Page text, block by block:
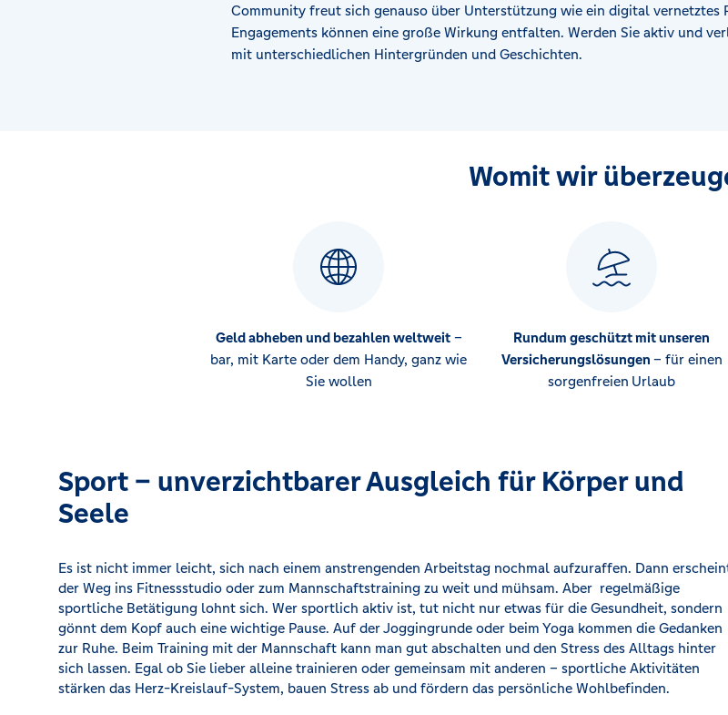
Community freut sich genauso über Unterstützung wie ein digital vernetztes
Engagements können eine große Wirkung entfalten. Werden Sie aktiv und
mit unterschiedlichen Hintergründen und Geschichten.
Womit wir
Geld abheben und bezahlen weltweit–
bar, mit Karte oder dem Handy, ganz wie
Sie wollen
Rundum geschützt mit unseren
Versicherungslösungen – für einen
sorgenfreien Urlaub
Sport – unverzichtbarer Ausgleich für Körper und
Seele
Es ist nicht immer leicht, sich nach einem anstrengenden Arbeitstag nochmal aufzuraffen. Dann
der Weg ins Fitnessstudio oder zum Mannschaftstraining zu weit und mühsam. Aber regelmäßige
sportliche Betätigung lohnt sich. Wer sportlich aktiv ist, tut nicht nur etwas für die Gesundheit, sondern
gönnt dem Kopf auch eine wichtige Pause. Auf der Joggingrunde oder beim Yoga kommen die Gedanken
zur Ruhe. Beim Training mit der Mannschaft kann man gut abschalten und den Stress des Alltags hinter
sich lassen. Egal ob Sie lieber alleine trainieren oder gemeinsam mit anderen – sportliche Aktivitäten
stärken das Herz-Kreislauf-System, bauen Stress ab und fördern das persönliche Wohlbefinden.